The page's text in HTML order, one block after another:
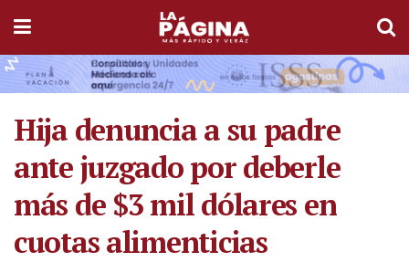
Hija denuncia a su padre
ante juzgado por deberle
más de $3 mil dólares en
cuotas alimenticias